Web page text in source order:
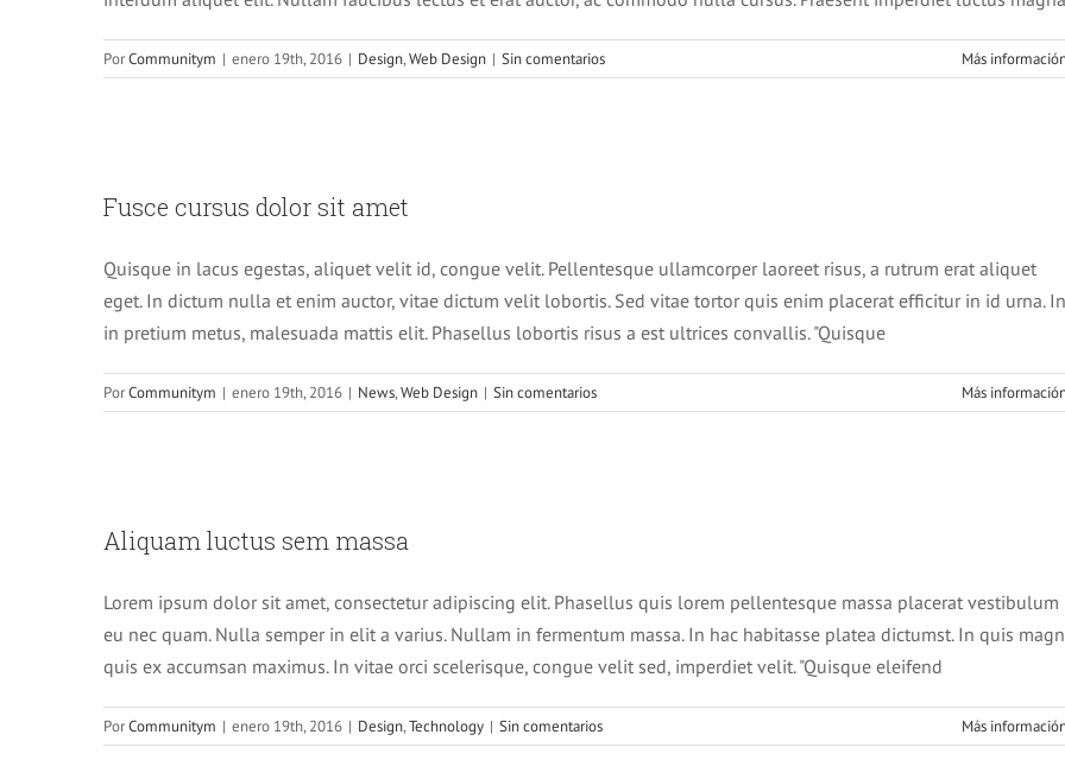
PorCommunitym | enero 19th, 2016 | Design,Web Design | Sin comentarios Más
Fusce cursus dolor sit amet
Quisque in lacus egestas, aliquet velit id, congue velit. Pellentesque ullamcorper laoreet risus, a rutrum erat aliquet
eget. In dictum nulla et enim auctor, vitae dictum velit lobortis. Sed vitae tortor quis enim placerat efficitur in id urna. In
in pretium metus, malesuada mattis elit. Phasellus lobortis risus a est ultrices convallis. "Quisque
PorCommunitym | enero 19th, 2016 | News,Web Design | Sin comentarios Más
Aliquam luctus sem massa
Lorem ipsum dolor sit amet, consectetur adipiscing elit. Phasellus quis lorem pellentesque massa placerat vestibulum
eu nec quam. Nulla semper in elit a varius. Nullam in fermentum massa. In hac habitasse platea dictumst. In quis
quis ex accumsan maximus. In vitae orci scelerisque, congue velit sed, imperdiet velit. "Quisque eleifend
PorCommunitym | enero 19th, 2016 | Design,Technology | Sin comentarios Más